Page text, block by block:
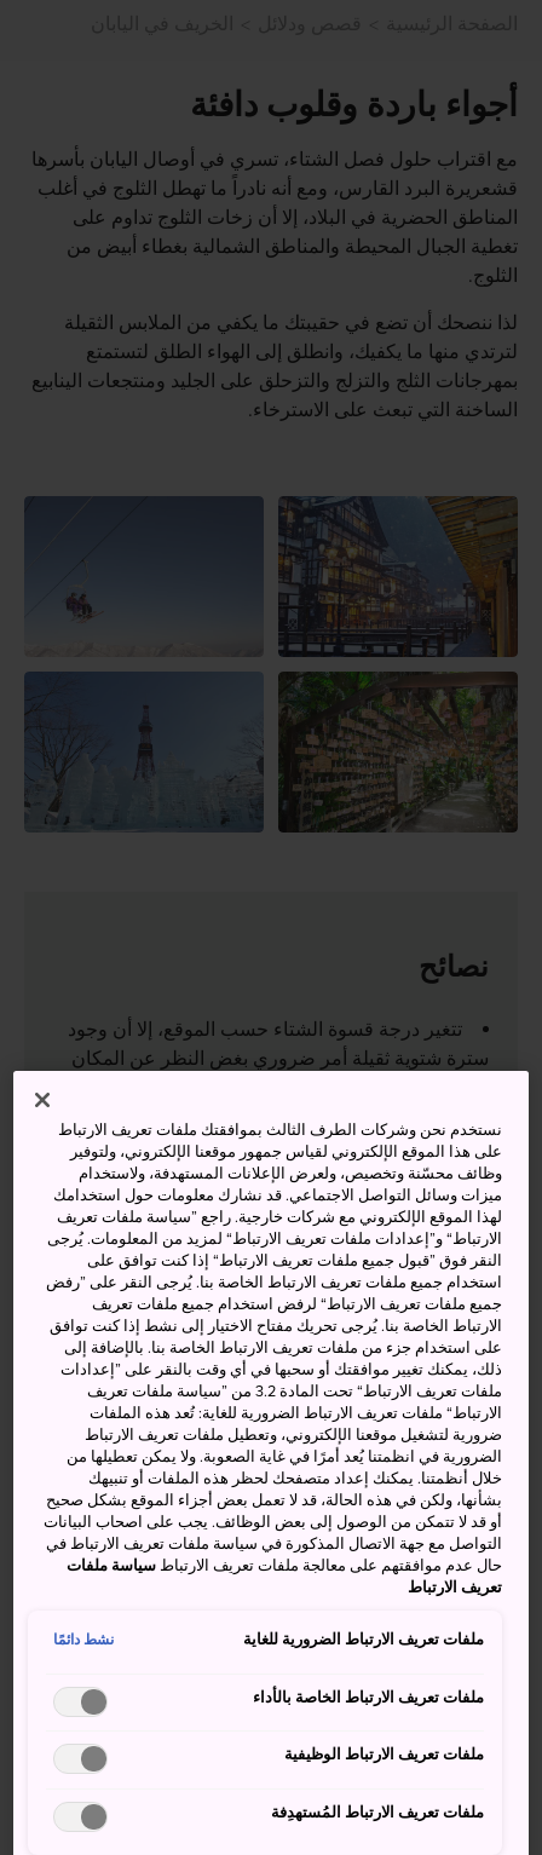
أجواء باردة وقلوب دافئة
مع اقتراب حلول فصل الشتاء، تسري في أوصال اليابان بأسرها
قشعريرة البرد القارس، ومع أنه نادراً ما تهطل الثلوج في أغلب
المناطق الحضرية في البلاد، إلا أن زخات الثلوج تداوم على
تغطية الجبال المحيطة والمناطق الشمالية بغطاء أبيض من
الثلوج.
لذا ننصحك أن تضع في حقيبتك ما يكفي من الملابس الثقيلة
لترتدي منها ما يكفيك، وانطلق إلى الهواء الطلق لتستمتع
بمهرجانات الثلج والتزلج والتزحلق على الجليد ومنتجعات الينابيع
الساخنة التي تبعث على الاسترخاء.
نصائح
تتغير درجة قسوة الشتاء حسب الموقع، إلا أن وجود
سترة شتوية ثقيلة أمر ضروري بغض النظر عن المكان
في عطلات رأس السنة، تغلق أغلب المطاعم وأماكن
الجذب السياحي أبوابها، ولهذا عليك بالتخطيط مسبقاً
لتجنب أي إحباطات وخيبة أمل.
استمتع بالأطعمة التي يعدها الطهاة في فصل الشتاء
خصيصاً، وانغمس في الآنية الفاخرة الساخنة المتلاحقة،
واحتس حساء رامين اللذيذ، وتناول غيرها من الأطباق
التي تشبع الروح قبل الجسد.
أشهر أماكن التزلج في اليابان
اليابان بلد عامر بالجبال، ولهذا فهي تفخر بامتلاكها أعلى القمم
الجبلية المثالية للرياضات الثلجية الشتوية. وأينما توجهت داخل
اليابان، ستجد الشتاء يكسو الجبال القريبة بغطاء ثلجي ناصع
البياض، ويجذب إلى البلاد أعدادًا غفيرة من عشاق ممارسة
رياضة التزحلق والتزلج على الجليد.
أغلب المسافرين المقيمين في طوكيو يتوجهون إلى
ناغانو
ويُعد منتجع التزلجهاكوباأحد أشهر المنتجعات العديدة المقامة
أما إ1ا كنت ترغب في منطقة يهطل فيها الثلج باستمرار وعلى
مساحات شاسعة، اتجه شمالا إلى جزيرة
، وتمتد هذه
المنطقة لمسافات كبيرة أمامك حيث التضاريس الجبلية
نستخدم نحن وشركات الطرف الثالث بموافقتك ملفات تعريف الارتباط
على هذا الموقع الإلكتروني لقياس جمهور موقعنا الإلكتروني، ولتوفير
وظائف محسّنة وتخصيص، ولعرض الإعلانات المستهدفة، ولاستخدام
ميزات وسائل التواصل الاجتماعي. قد نشارك معلومات حول استخدامك
لهذا الموقع الإلكتروني مع شركات خارجية. راجع ”سياسة ملفات تعريف
الارتباط“ و”إعدادات ملفات تعريف الارتباط“ لمزيد من المعلومات. يُرجى
النقر فوق ”قبول جميع ملفات تعريف الارتباط“ إذا كنت توافق على
استخدام جميع ملفات تعريف الارتباط الخاصة بنا. يُرجى النقر على ”رفض
جميع ملفات تعريف الارتباط“ لرفض استخدام جميع ملفات تعريف
الارتباط الخاصة بنا. يُرجى تحريك مفتاح الاختيار إلى نشط إذا كنت توافق
على استخدام جزء من ملفات تعريف الارتباط الخاصة بنا. بالإضافة إلى
ذلك، يمكنك تغيير موافقتك أو سحبها في أي وقت بالنقر على ”إعدادات
ملفات تعريف الارتباط“ تحت المادة 3.2 من ”سياسة ملفات تعريف
الارتباط“ ملفات تعريف الارتباط الضرورية للغاية: تُعد هذه الملفات
ضرورية لتشغيل موقعنا الإلكتروني، وتعطيل ملفات تعريف الارتباط
الضرورية في انظمتنا يُعد أمرًا في غاية الصعوبة. ولا يمكن تعطيلها من
خلال أنظمتنا. يمكنك إعداد متصفحك لحظر هذه الملفات أو تنبيهك
بشأنها، ولكن في هذه الحالة، قد لا تعمل بعض أجزاء الموقع بشكل صحيح
أو قد لا تتمكن من الوصول إلى بعض الوظائف. يجب على اصحاب البيانات
التواصل مع جهة الاتصال المذكورة في سياسة ملفات تعريف الارتباط في
حال عدم موافقتهم على معالجة ملفات تعريف الارتباطسياسة ملفات
تعريف الارتباط
ملفات تعريف الارتباط الضرورية للغاية نشط دائمًا
ملفات تعريف الارتباط الخاصة بالأداء
ملفات تعريف الارتباط الوظيفية
ملفات تعريف الارتباط المُستهدِفة